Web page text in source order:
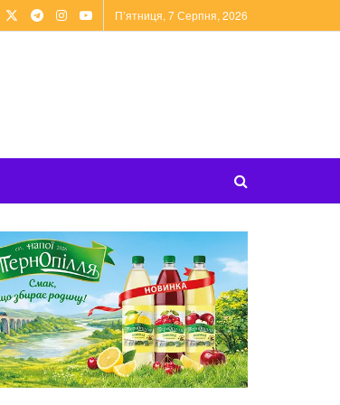
П’ятниця, 7 Серпня, 2026